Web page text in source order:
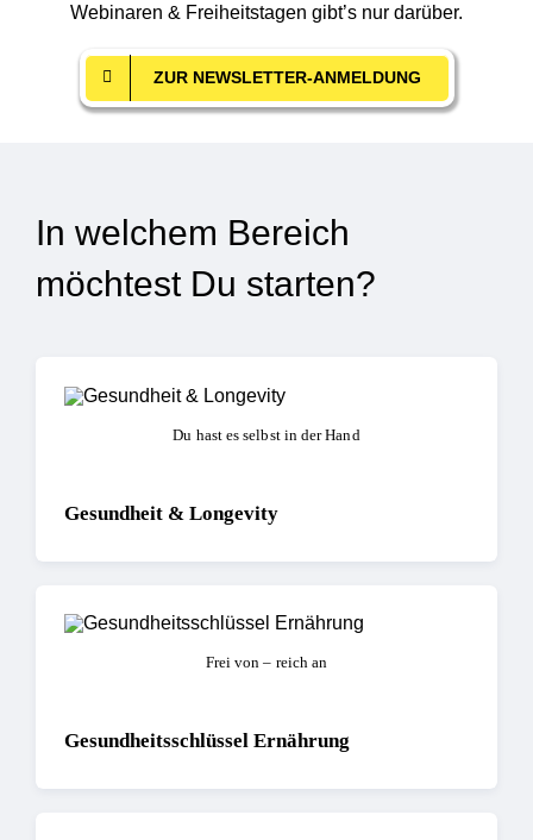
Webinaren & Freiheitstagen gibt’s nur darüber.
ZUR NEWSLETTER-ANMELDUNG
In welchem Bereich
möchtest Du starten?
Du hast es selbst in der Hand
Gesundheit & Longevity
Frei von – reich an
Gesundheitsschlüssel Ernährung